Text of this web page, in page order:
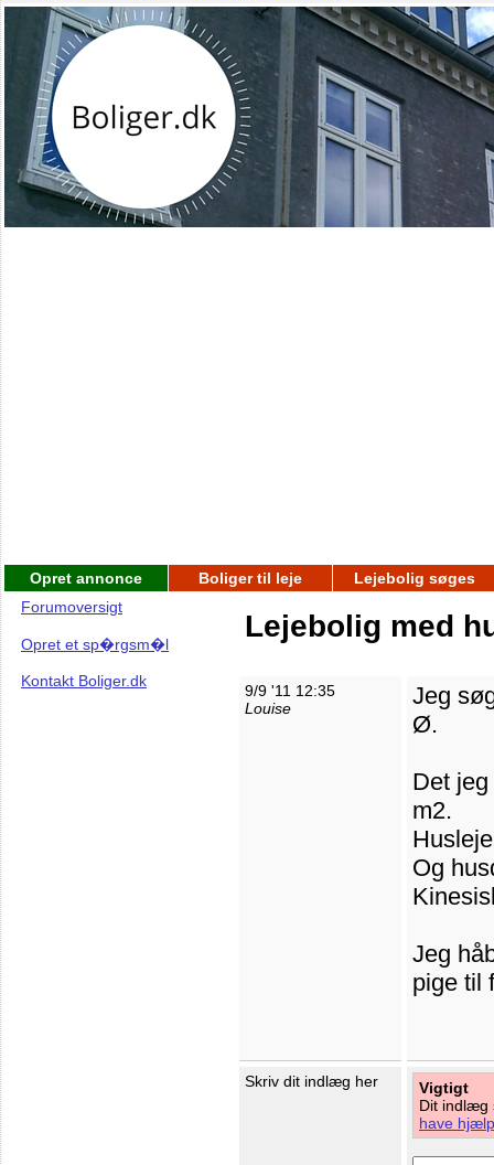
Opret annonce Boliger til leje
Lejebolig søges
Forumoversigt
Opret et sp�rgsm�l
Kontakt Boliger.dk
Lejebolig med
9/9 '11 12:35
Louise
Jeg
Ø.
Det
m2.
Og
Jeg
pige til
Skriv dit indlæg her
Vigtigt
Dit indlæg
have